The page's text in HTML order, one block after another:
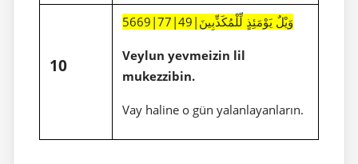
10
5669|77|49|وَيْلٌ يَوْمَئِذٍ لِّلْمُكَذِّبِينَ
Veylun yevmeizin lil
mukezzibin.
Vay haline o gün yalanlayanların.